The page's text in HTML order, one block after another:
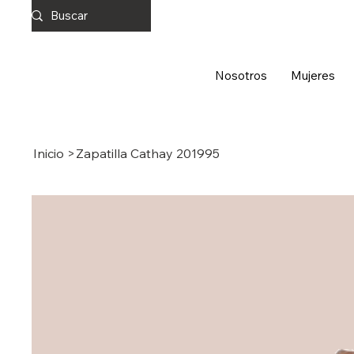
Nosotros Mujeres
Inicio > Zapatilla Cathay 201995